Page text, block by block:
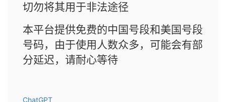
切勿将其用于非法途径
本平台提供免费的中国号段和美国号段
号码，由于使用人数众多，可能会有部
分延迟，请耐心等待
ChatGPT